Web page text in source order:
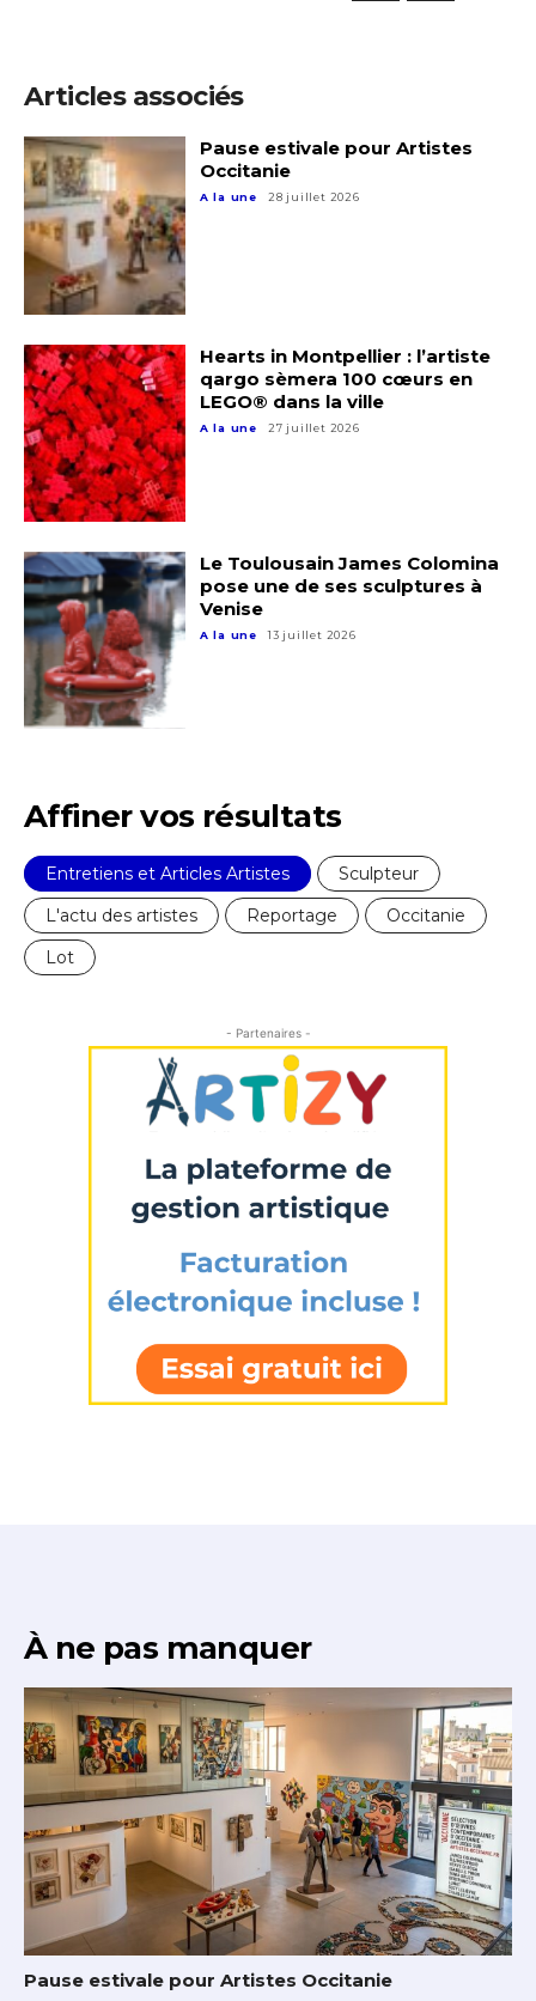
J'accepte lestermes et conditions
* Champ obligatoire
Prénom
Statut / Organisation
J'accepte lestermes et conditions
* Champ obligatoire
Articles associés
Pause estivale pour Artistes
Occitanie
A la une 28 juillet 2026
Hearts in Montpellier : l’artiste
qargo sèmera 100 cœurs en
LEGO® dans la ville
A la une 27 juillet 2026
Le Toulousain James Colomina
pose une de ses sculptures à
Venise
A la une 13 juillet 2026
Affiner vos résultats
Entretiens et Articles Artistes
Sculpteur
L'actu des artistes
Reportage
Occitanie
Lot
- Partenaires -
À ne pas manquer
Pause estivale pour Artistes Occitanie